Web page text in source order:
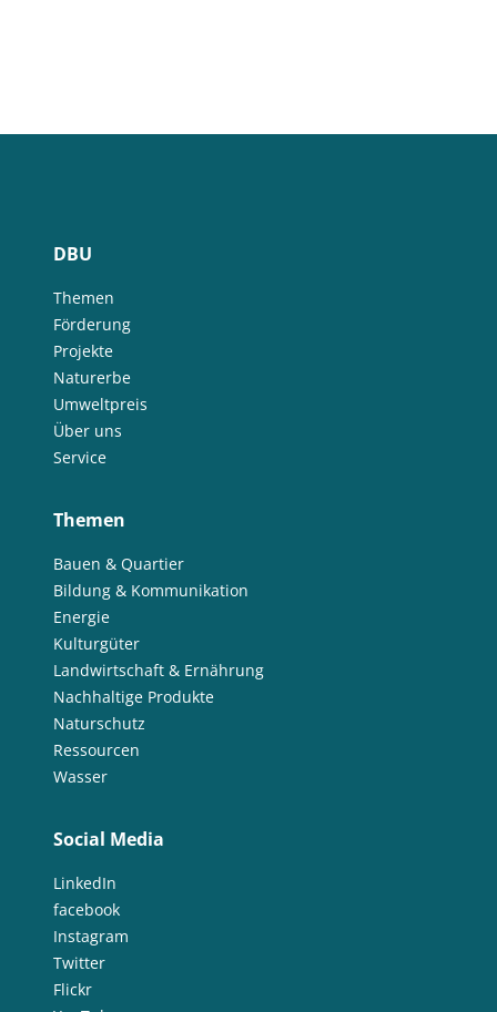
DBU
Themen
Förderung
Projekte
Naturerbe
Umweltpreis
Über uns
Service
Themen
Bauen & Quartier
Bildung & Kommunikation
Energie
Kulturgüter
Landwirtschaft & Ernährung
Nachhaltige Produkte
Naturschutz
Ressourcen
Wasser
Social Media
LinkedIn
facebook
Instagram
Twitter
Flickr